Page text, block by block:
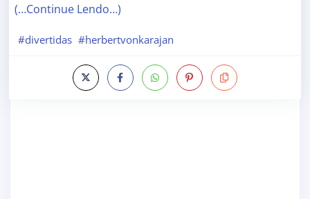
(…Continue Lendo…)
#divertidas #herbertvonkarajan